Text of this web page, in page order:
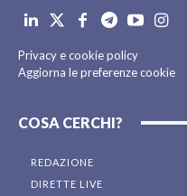
Privacy e cookie policy
Aggiorna le preferenze cookie
COSA CERCHI?
REDAZIONE
DIRETTE LIVE